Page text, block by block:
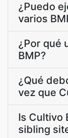
¿Puedo
varios
¿Por qué
BMP?
¿Qué
vez que
Is Cultivo
sibling